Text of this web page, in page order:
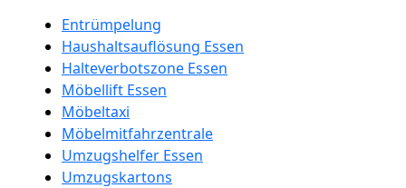
Entrümpelung
Haushaltsauflösung Essen
Halteverbotszone Essen
Möbellift Essen
Möbeltaxi
Möbelmitfahrzentrale
Umzugshelfer Essen
Umzugskartons